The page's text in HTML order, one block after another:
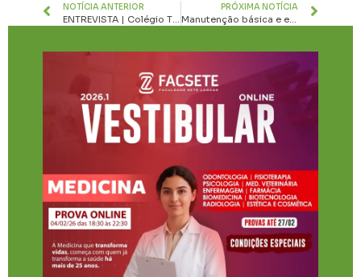
NOTÍCIA ANTERIOR
ENTREVISTA | Colégio Tiradentes da PM em Sete Lagoas: 10 anos de referência no ensino
PRÓXIMA NOTÍCIA
​Manutenção básica e equipamentos: o que não pode faltar no seu pedal!